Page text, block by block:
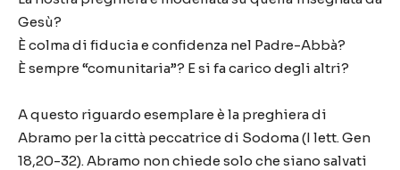
Gesù?
È colma di fiducia e confidenza nel Padre-Abbà?
È sempre “comunitaria”? E si fa carico degli altri?
A questo riguardo esemplare è la preghiera di
Abramo per la città peccatrice di Sodoma (I lett. Gen
18,20-32). Abramo non chiede solo che siano salvati